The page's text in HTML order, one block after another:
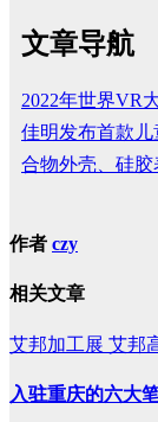
文章导航
2022年世界VR
佳明发布首款儿
合物外壳、硅胶
作者 czy
相关文章
艾邦加工展 艾邦
入驻重庆的六大